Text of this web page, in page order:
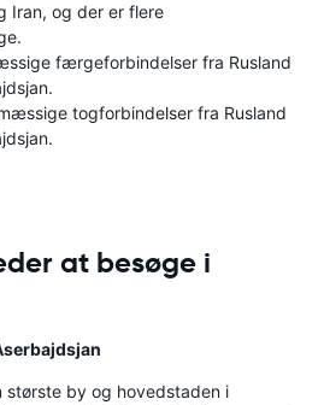
Iran, og der er flere
færgeforbindelser fra Rusland
togforbindelser fra Rusland
at besøge i
største by og hovedstaden i